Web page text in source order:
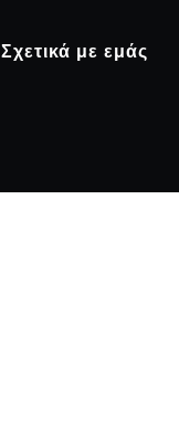
Σχετικά με εμάς